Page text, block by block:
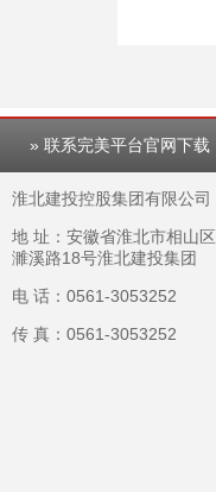
» 联系完美平台官网下载
淮北建投控股集团有限公司
地 址：安徽省淮北市相山区
濉溪路18号淮北建投集团
电 话：0561-3053252
传 真：0561-3053252